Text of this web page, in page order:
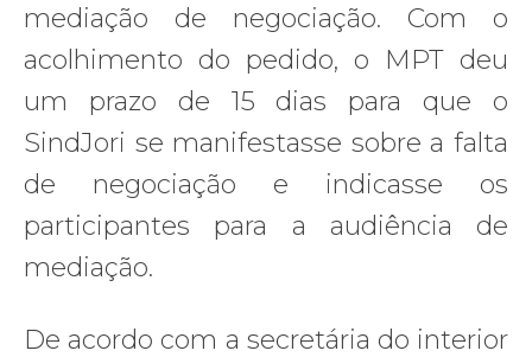
mediação de negociação. Com o
acolhimento do pedido, o MPT deu
um prazo de 15 dias para que o
SindJori se manifestasse sobre a falta
de negociação e indicasse os
participantes para a audiência de
mediação.
De acordo com a secretária do interior